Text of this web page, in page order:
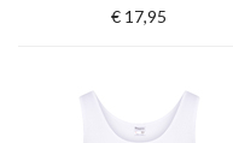
€ 17,95